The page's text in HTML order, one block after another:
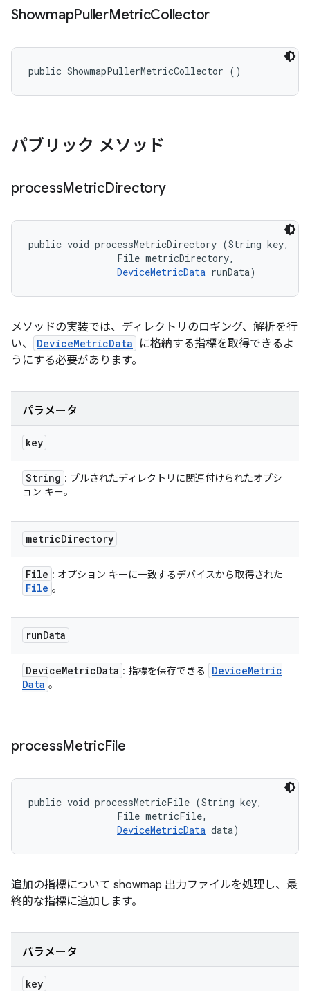
ShowmapPullerMetricCollector
public ShowmapPullerMetricCollector ()
パブリック メソッド
processMetricDirectory
public void processMetricDirectory (String key,
                File metricDirectory,
DeviceMetricData runData)
メソッドの実装では、ディレクトリのロギング、解析を行
い、
DeviceMetricData
に格納する指標を取得できるよ
うにする必要があります。
パラメータ
key
String : プルされたディレクトリに関連付けられたオプシ
ョン キー。
metricDirectory
File : オプション キーに一致するデバイスから取得された
File 。
runData
DeviceMetricData : 指標を保存できる DeviceMetric
Data 。
processMetricFile
public void processMetricFile (String key,
                File metricFile,
DeviceMetricData data)
追加の指標について showmap 出力ファイルを処理し、最
終的な指標に追加します。
パラメータ
key